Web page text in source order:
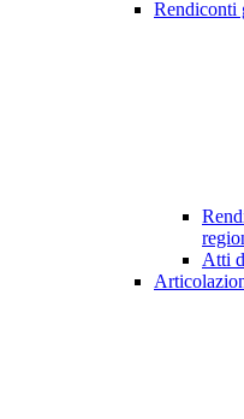
Rendiconti
Atti